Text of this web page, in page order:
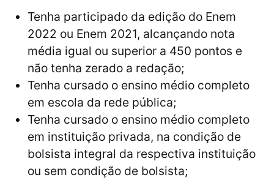
Tenha participado da edição do Enem
2022 ou Enem 2021, alcançando nota
média igual ou superior a 450 pontos e
não tenha zerado a redação;
Tenha cursado o ensino médio completo
em escola da rede pública;
Tenha cursado o ensino médio completo
em instituição privada, na condição de
bolsista integral da respectiva instituição
ou sem condição de bolsista;